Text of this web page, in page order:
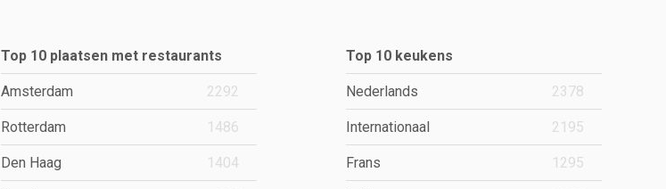
Top 10 plaatsen met restaurants
Amsterdam 2292
Rotterdam 1486
Den Haag 1404
Top 10 keukens
Nederlands 2378
Internationaal 2195
Frans 1295